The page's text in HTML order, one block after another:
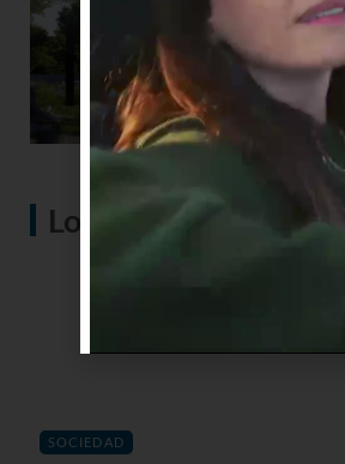
Lo más visto
SOCIEDAD